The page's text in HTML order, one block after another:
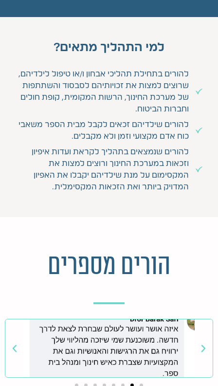
למי התהליך מתאים?
להורים בתחילת תהליכי אבחון ו/או טיפול לילדיהם,
שרוצים למצות את זכויותיהם לסבסוד והשתתפות
של מערכת החינוך, הרשות המקומית, קופת חולים
וחברות הביטוח.
להורים שילדיהם זכאים לקבל מבית הספר משאבי
כוח אדם מקצועי וזמן ולא מקבלים.
להורים שנמצאים בתהליך לקראת ועדות איפיון
וזכאות במערכת החינוך ורוצים למצות את
המקסימום על מנת שילדיהם יקבלו את האפיון
המדויק ביותר ואת הזכאות המקסימלית.
הורים מספרים